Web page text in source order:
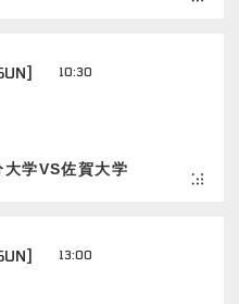
10:30
大学VS佐賀大学
13:00